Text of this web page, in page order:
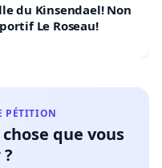
du Kinsendael! Non
Le Roseau!
PÉTITION
que vous